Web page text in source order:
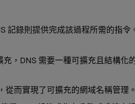
記錄則提供完成該過程所需的指令
，DNS 需要一種可擴充且結構
而實現了可擴充的網域名稱管理